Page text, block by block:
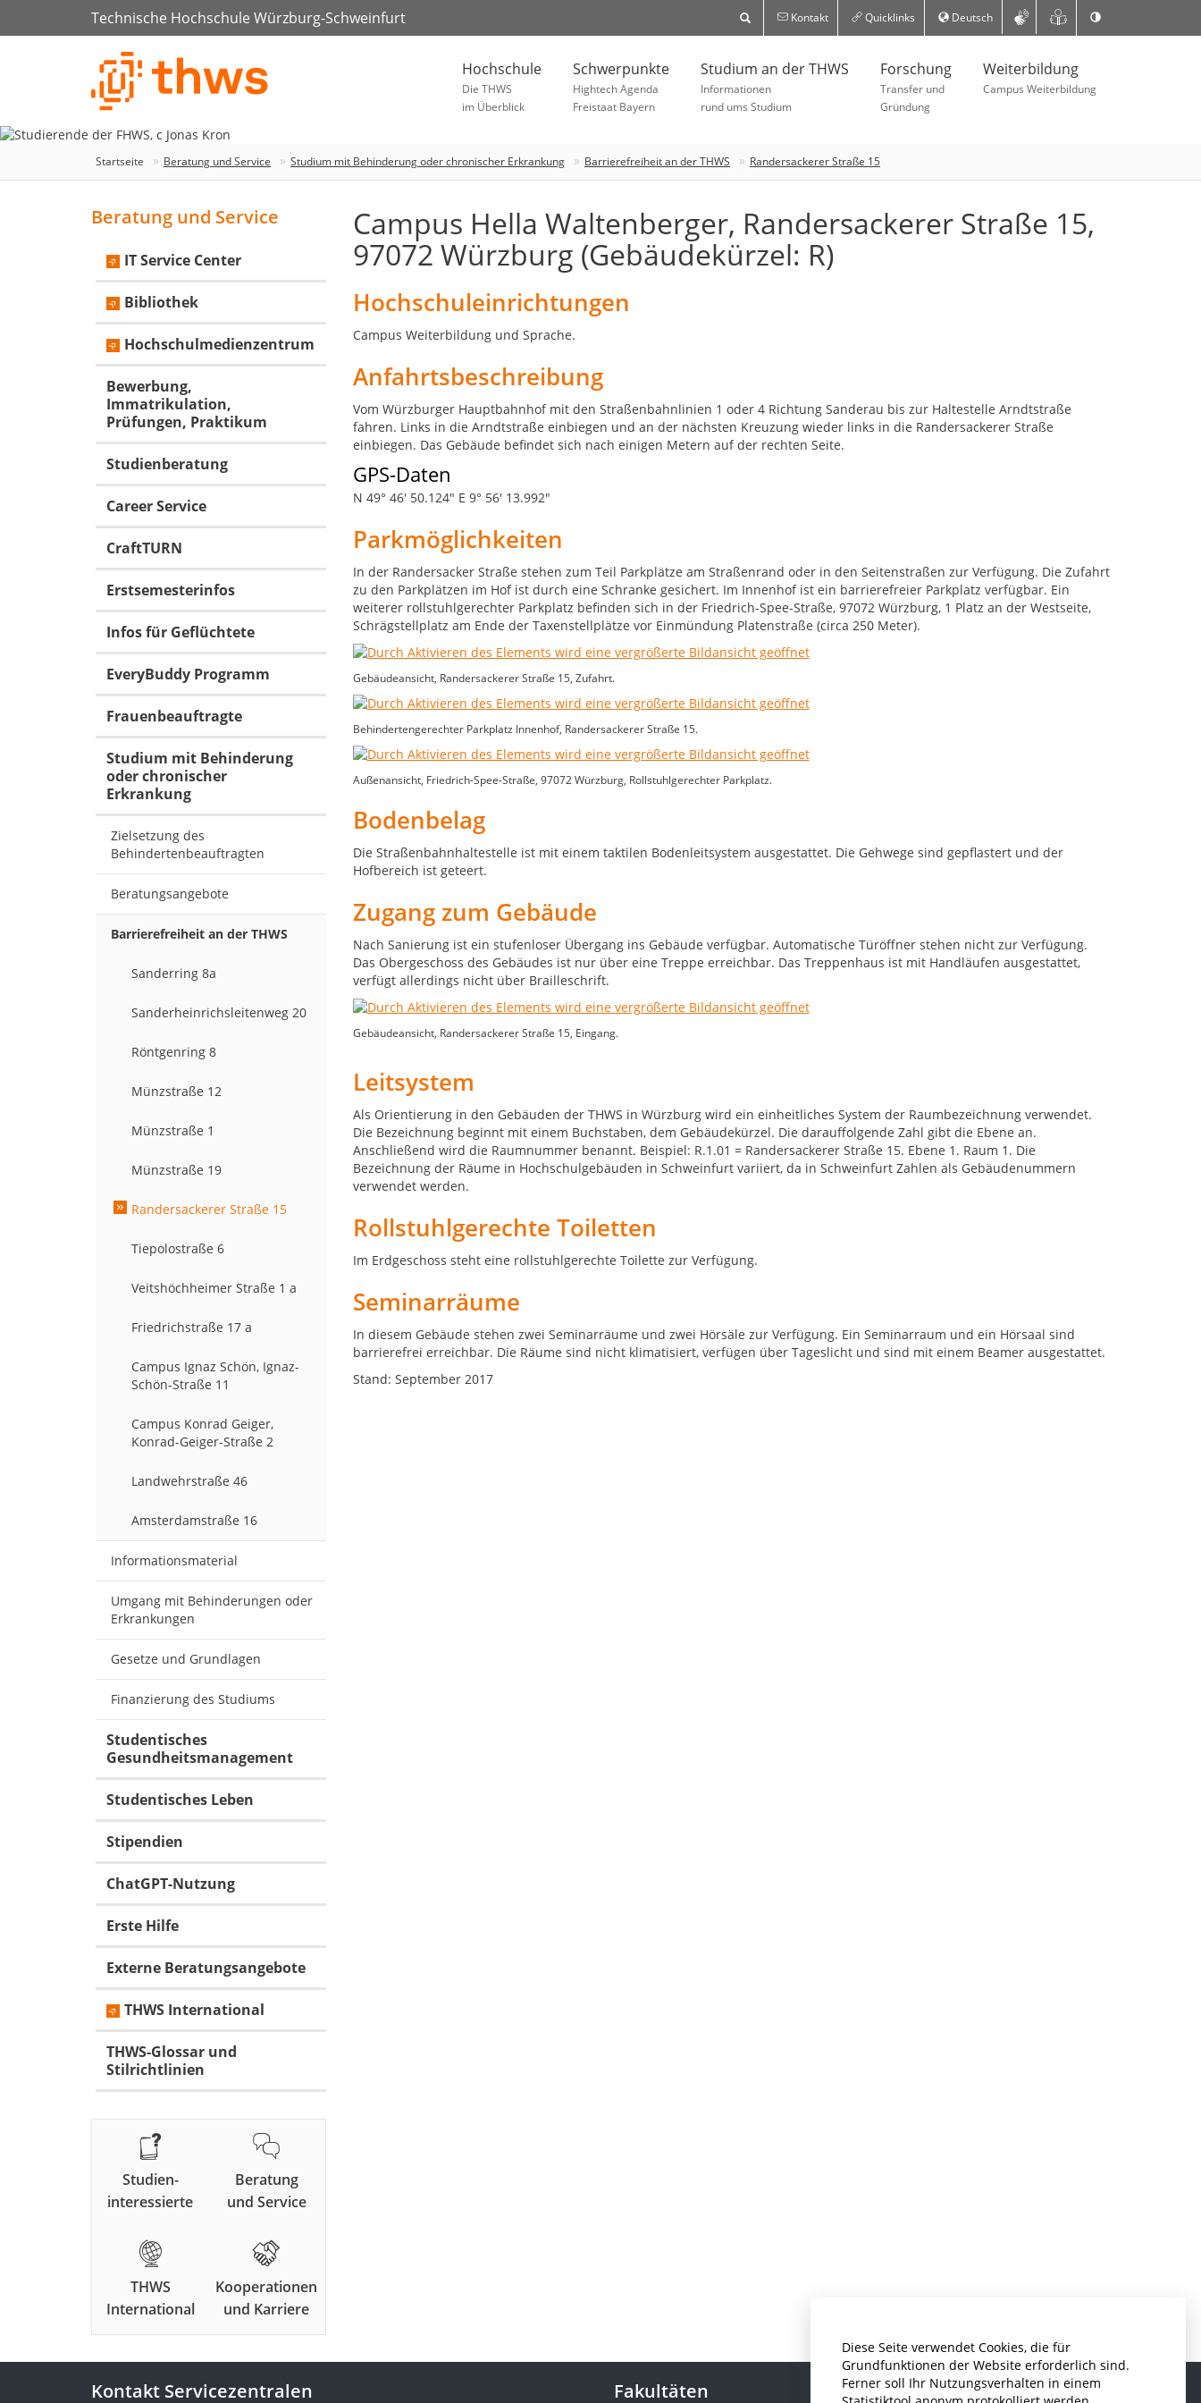
Diese Seite verwendet Cookies, die für
Grundfunktionen der Website erforderlich sind.
Ferner soll Ihr Nutzungsverhalten in einem
Technische Hochschule Würzburg-Schweinfurt Kontakt Quicklinks Deutsch
Hochschule
Die THWS
im Überblick
Schwerpunkte
Hightech Agenda
Freistaat Bayern
Studium an der THWS
Informationen
rund ums Studium
Forschung
Transfer und
Gründung
Weiterbildung
Campus Weiterbildung
Startseite Beratung und Service Studium mit Behinderung oder chronischer Erkrankung Barrierefreiheit an der THWS Randersackerer Straße 15
Campus Hella Waltenberger, Randersackerer Straße 15,
97072 Würzburg (Gebäudekürzel: R)
Hochschuleinrichtungen
Campus Weiterbildung und Sprache.
Anfahrtsbeschreibung
Vom Würzburger Hauptbahnhof mit den Straßenbahnlinien 1 oder 4 Richtung Sanderau bis zur Haltestelle Arndtstraße
fahren. Links in die Arndtstraße einbiegen und an der nächsten Kreuzung wieder links in die Randersackerer Straße
einbiegen. Das Gebäude befindet sich nach einigen Metern auf der rechten Seite.
GPS-Daten
N 49° 46' 50.124" E 9° 56' 13.992"
Parkmöglichkeiten
In der Randersacker Straße stehen zum Teil Parkplätze am Straßenrand oder in den Seitenstraßen zur Verfügung. Die Zufahrt
zu den Parkplätzen im Hof ist durch eine Schranke gesichert. Im Innenhof ist ein barrierefreier Parkplatz verfügbar. Ein
weiterer rollstuhlgerechter Parkplatz befinden sich in der Friedrich-Spee-Straße, 97072 Würzburg, 1 Platz an der Westseite,
Schrägstellplatz am Ende der Taxenstellplätze vor Einmündung Platenstraße (circa 250 Meter).
Gebäudeansicht, Randersackerer Straße 15, Zufahrt.
Behindertengerechter Parkplatz Innenhof, Randersackerer Straße 15.
Außenansicht, Friedrich-Spee-Straße, 97072 Würzburg, Rollstuhlgerechter Parkplatz.
Bodenbelag
Die Straßenbahnhaltestelle ist mit einem taktilen Bodenleitsystem ausgestattet. Die Gehwege sind gepflastert und der
Hofbereich ist geteert.
Zugang zum Gebäude
Nach Sanierung ist ein stufenloser Übergang ins Gebäude verfügbar. Automatische Türöffner stehen nicht zur Verfügung.
Das Obergeschoss des Gebäudes ist nur über eine Treppe erreichbar. Das Treppenhaus ist mit Handläufen ausgestattet,
verfügt allerdings nicht über Brailleschrift.
Gebäudeansicht, Randersackerer Straße 15, Eingang.
Leitsystem
Als Orientierung in den Gebäuden der THWS in Würzburg wird ein einheitliches System der Raumbezeichnung verwendet.
Die Bezeichnung beginnt mit einem Buchstaben, dem Gebäudekürzel. Die darauffolgende Zahl gibt die Ebene an.
Anschließend wird die Raumnummer benannt. Beispiel: R.1.01 = Randersackerer Straße 15. Ebene 1. Raum 1. Die
Bezeichnung der Räume in Hochschulgebäuden in Schweinfurt variiert, da in Schweinfurt Zahlen als Gebäudenummern
verwendet werden.
Rollstuhlgerechte Toiletten
Im Erdgeschoss steht eine rollstuhlgerechte Toilette zur Verfügung.
Seminarräume
In diesem Gebäude stehen zwei Seminarräume und zwei Hörsäle zur Verfügung. Ein Seminarraum und ein Hörsaal sind
barrierefrei erreichbar. Die Räume sind nicht klimatisiert, verfügen über Tageslicht und sind mit einem Beamer ausgestattet.
Stand: September 2017
Beratung und Service
IT Service Center
Bibliothek
Hochschulmedienzentrum
Bewerbung,
Immatrikulation,
Prüfungen, Praktikum
Studienberatung
Career Service
CraftTURN
Erstsemesterinfos
Infos für Geflüchtete
EveryBuddy Programm
Frauenbeauftragte
Studium mit Behinderung
oder chronischer
Erkrankung
Zielsetzung des
Behindertenbeauftragten
Beratungsangebote
Barrierefreiheit an der THWS
Sanderring 8a
Sanderheinrichsleitenweg 20
Röntgenring 8
Münzstraße 12
Münzstraße 1
Münzstraße 19
Randersackerer Straße 15
Tiepolostraße 6
Veitshöchheimer Straße 1 a
Friedrichstraße 17 a
Campus Ignaz Schön, Ignaz-
Schön-Straße 11
Campus Konrad Geiger,
Konrad-Geiger-Straße 2
Landwehrstraße 46
Amsterdamstraße 16
Informationsmaterial
Umgang mit Behinderungen oder
Erkrankungen
Gesetze und Grundlagen
Finanzierung des Studiums
Studentisches
Gesundheitsmanagement
Studentisches Leben
Stipendien
ChatGPT-Nutzung
Erste Hilfe
Externe Beratungsangebote
THWS International
THWS-Glossar und
Stilrichtlinien
Studien-
interessierte
Beratung
und Service
THWS
International
Kooperationen
und Karriere
Kontakt Servicezentralen Fakultäten